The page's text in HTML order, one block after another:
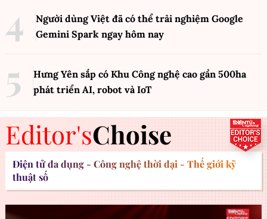
Người dùng Việt đã có thể trải nghiệm Google
Gemini Spark ngay hôm nay
Hưng Yên sắp có Khu Công nghệ cao gần 500ha
phát triển AI, robot và IoT
Editor'sChoise
Điện tử đa dụng - Công nghệ thời đại - Thế giới kỹ
thuật số